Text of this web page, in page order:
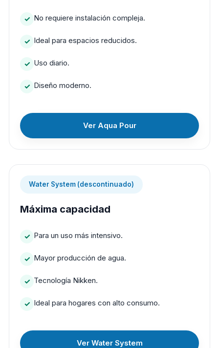
No requiere instalación compleja.
Ideal para espacios reducidos.
Uso diario.
Diseño moderno.
Ver Aqua Pour
Water System (descontinuado)
Máxima capacidad
Para un uso más intensivo.
Mayor producción de agua.
Tecnología Nikken.
Ideal para hogares con alto consumo.
Ver Water System